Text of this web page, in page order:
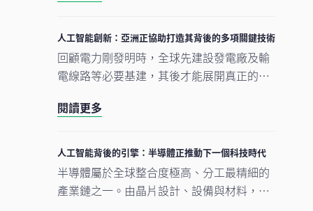
工智能建設的支柱。
人工智能創新：亞洲正協助打造其背後的多項關鍵技術
回顧電力剛發明時，全球先建設發電廠及輸
電線路等必要基建，其後才能展開真正的轉
企業對晶片、數據中心及電網的大規模投
奠下基礎。在我們看來，市場討論焦點正愈
來愈由「人工智能採用能否延續」轉向「支
撐人工智能發展的關鍵基建如何落地與擴
建」。在這個發展進程中，亞洲看來正扮演
閱讀更多
人工智能背後的引擎：半導體正推動下一個科技時代
半導體屬於全球整合度極高、分工最精細的
產業鏈之一。由晶片設計、設備與材料，到